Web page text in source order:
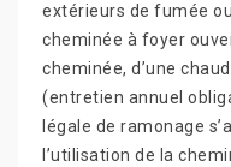
extérieurs de fumée
cheminée à foyer
cheminée, d’une
(entretien annuel
légale de ramonage
l’utilisation de la